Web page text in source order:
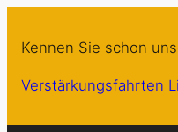
Inhalt
Kennen Sie schon
Verstärkungsfahrten